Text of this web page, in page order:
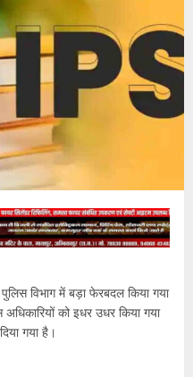
विभाग में बड़ा फेरबदल किया गया
को इधर उधर किया गया
गया है।